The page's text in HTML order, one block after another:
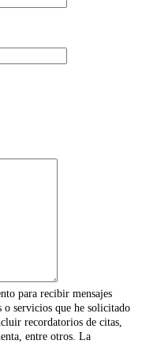
para recibir mensajes
o servicios que he solicitado
recordatorios de citas,
entre otros. La